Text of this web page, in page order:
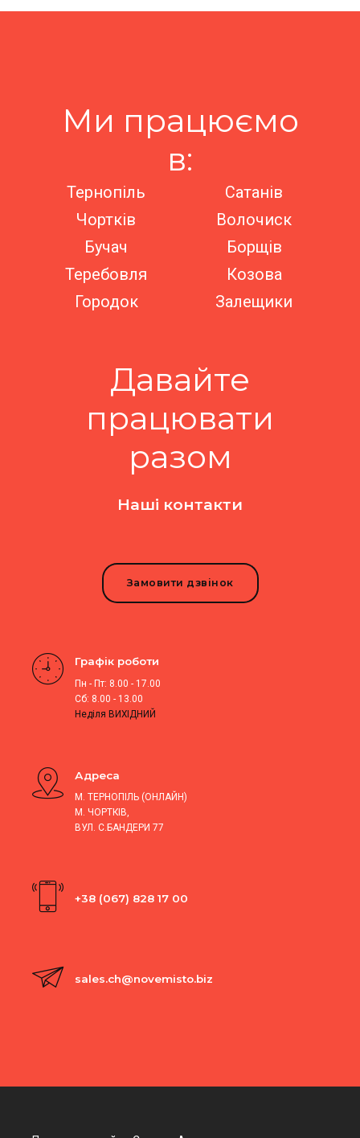
Ми працюємо
в:
Тернопіль
Чортків
Бучач
Теребовля
Городок
Сатанів
Волочиск
Борщів
Козова
Залещики
Давайте
працювати
разом
Наші контакти
Замовити дзвінок
Графік роботи
Пн - Пт: 8.00 - 17.00
Сб: 8.00 - 13.00
Неділя ВИХІДНИЙ
Адреса
М. ТЕРНОПІЛЬ (ОНЛАЙН)
М. ЧОРТКІВ,
ВУЛ. С.БАНДЕРИ 77
+38 (067) 828 17 00
sales.ch@novemisto.biz